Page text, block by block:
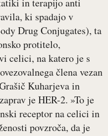
in terapijo anti
ki spadajo v
Drug Conjugates), ta
protitelo,
celici, na katero je s
člena vezan
Kuharjeva in
je HER-2. »To je
receptor na celici in
povzroča, da je